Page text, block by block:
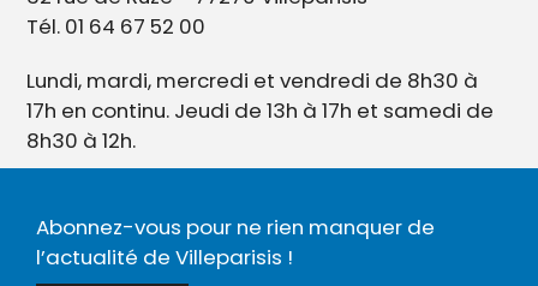
Tél. 01 64 67 52 00
Lundi, mardi, mercredi et vendredi de 8h30 à
17h en continu. Jeudi de 13h à 17h et samedi de
8h30 à 12h.
Abonnez-vous pour ne rien manquer de
l’actualité de Villeparisis !